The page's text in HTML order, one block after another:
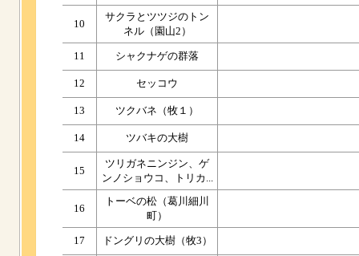
10
サクラとツツジのトン
ネル（園山2）
11 シャクナゲの群落
12 セッコウ
13 ツクバネ（牧１）
14 ツバキの大樹
15
ツリガネニンジン、ゲ
ンノショウコ、トリカ...
16
トーベの松（葛川細川
町）
17 ドングリの大樹（牧3）